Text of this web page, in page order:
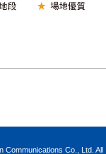
Co., Ltd. All